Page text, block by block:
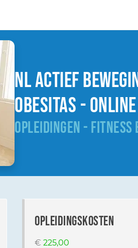
NL Actief
obesitas -
OPLEIDINGEN -
opleidingskosten
€ 225,00